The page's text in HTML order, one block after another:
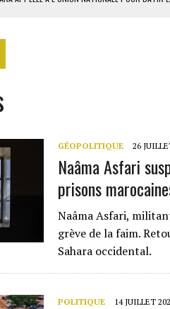
GUINÉEN SALUE LE MODÈLE IVOIRIEN DE
ACTUALISE L’AVANCEMENT DU PROJET
GÉOPOLITIQUE 26
Naâma Asfari
prisons
Naâma Asfari,
grève de la faim.
Sahara occidental.
POLITIQUE 14 JUILLET